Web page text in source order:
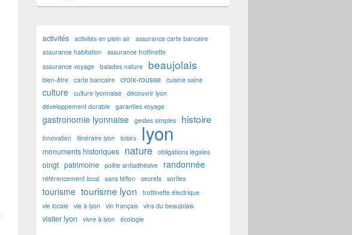
activités activités en plein air assurance carte bancaire
assurance habitation assurance trottinette
assurance voyage balades nature beaujolais
bien-être carte bancaire croix-rousse cuisine saine
culture culture lyonnaise découvrir lyon
développement durable garanties voyage
gastronomie lyonnaise gestes simples histoire
innovation itinéraire lyon loisirs lyon
monuments historiques nature obligations légales
oingt patrimoine poêle antiadhésive randonnée
référencement local sans téflon secrets sorties
tourisme tourisme lyon
trottinette électrique
vie locale vie à lyon vin français vins du beaujolais
visiter lyon vivre à lyon écologie